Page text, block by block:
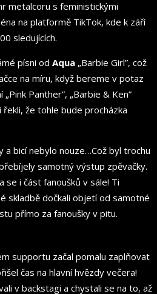
metalcoru s feministickými
na platformě TikTok, kde k září
sledujících.
písni od Aqua „Barbie Girl”, což
na míru, když bereme v potaz
Panther”, „Barbie & Ken”
že tohle bude procházka
a bicí nebylo nouze…Což byl trochu
samotný výstup zpěvačky.
se i část fanoušků v sále! Ti
skladbě dočkali objetí od samotné
přímo za fanoušky v pitu.
supportu začal pomalu zaplňovat
čas na hlavní hvězdy večera!
v backstagi a chystali se na to, až